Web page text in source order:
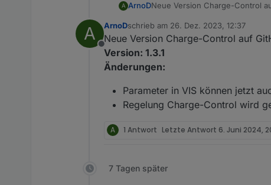
A ArnoDNeue Version Charge-Control
Änderungen:
Fehler behoben, dass die
nach Ladeende nicht auf 0
A
Offline
ArnoDschrieb am 26. Dez. 2023, 12:37
zuletzt editiert von
Neue Version Charge-Control auf
Version: 1.3.1
Änderungen:
Parameter in VIS können jetzt
Regelung Charge-Control wird
A 1 Antwort Letzte Antwort 6. Juni 2024,
7 Tagen später